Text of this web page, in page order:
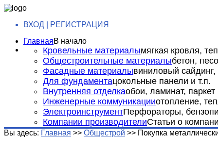
ВХОД | РЕГИСТРАЦИЯ
ГлавнаяВ начало
Кровельные материалымягкая кровля,
Общестроительные материалыбетон,
Фасадные материалывиниловый сайдинг,
Для фундаментацокольные панели и т.п.
Внутренняя отделкаобои, ламинат, паркет
Инженерные коммуникацииотопление,
ЭлектроинструментПерфораторы,
Компании производителиСтатьи о
Вы здесь: Главная >> Общестрой >> Покупка